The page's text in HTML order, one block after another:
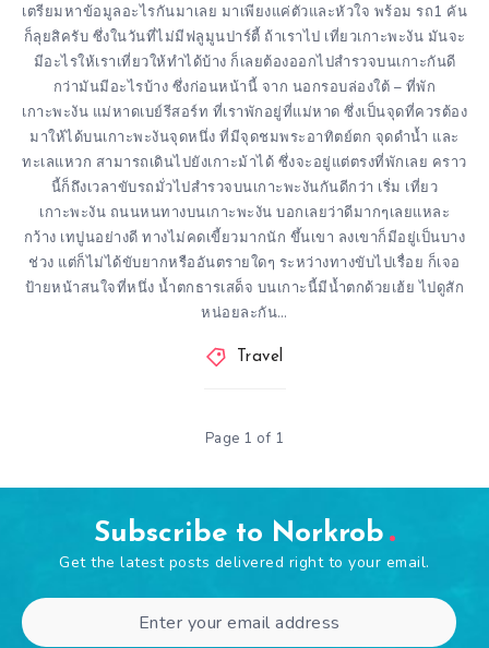
เตรียมหาข้อมูลอะไรกันมาเลย มาเพียงแค่ตัวและหัวใจ พร้อม รถ1 คัน
ก็ลุยสิครับ ซึ่งในวันที่ไม่มีฟลูมูนปาร์ตี้ ถ้าเราไป เที่ยวเกาะพะงัน มันจะ
มีอะไรให้เราเที่ยวให้ทำได้บ้าง ก็เลยต้องออกไปสำรวจบนเกาะกันดี
กว่ามันมีอะไรบ้าง ซึ่งก่อนหน้านี้ จาก นอกรอบล่องใต้ – ที่พัก
เกาะพะงัน แม่หาดเบย์รีสอร์ท ที่เราพักอยู่ที่แม่หาด ซึ่งเป็นจุดที่ควรต้อง
มาให้ได้บนเกาะพะงันจุดหนึ่ง ที่มีจุดชมพระอาทิตย์ตก จุดดำน้ำ และ
ทะเลแหวก สามารถเดินไปยังเกาะม้าได้ ซึ่งจะอยู่แต่ตรงที่พักเลย คราว
นี้ก็ถึงเวลาขับรถมั่วไปสำรวจบนเกาะพะงันกันดีกว่า เริ่ม เที่ยว
เกาะพะงัน ถนนหนทางบนเกาะพะงัน บอกเลยว่าดีมากๆเลยแหละ
กว้าง เทปูนอย่างดี ทางไม่คดเขี้ยวมากนัก ขึ้นเขา ลงเขาก็มีอยู่เป็นบาง
ช่วง แต่ก็ไม่ได้ขับยากหรืออันตรายใดๆ ระหว่างทางขับไปเรื่อย ก็เจอ
ป้ายหน้าสนใจที่หนึ่ง น้ำตกธารเสด็จ บนเกาะนี้มีน้ำตกด้วยเฮ้ย ไปดูสัก
หน่อยละกัน…
Travel
Page 1 of 1
Subscribe to Norkrob
Get the latest posts delivered right to your email.